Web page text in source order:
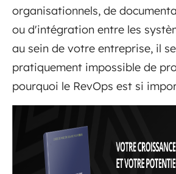
organisationnels, de
ou d'intégration entre les
au sein de votre entreprise, il
pratiquement impossible de
pourquoi le RevOps est si